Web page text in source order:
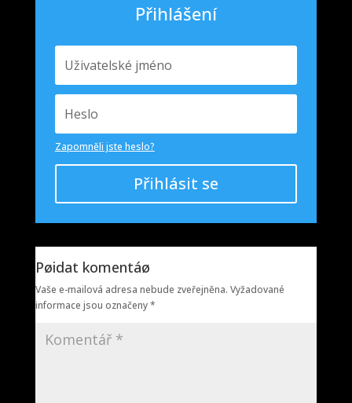
Přihlášení
Zapomněli jste heslo?
Přihlásit se
Pøidat komentáø
Vaše e-mailová adresa nebude zveřejněna. Vyžadované
informace jsou označeny*